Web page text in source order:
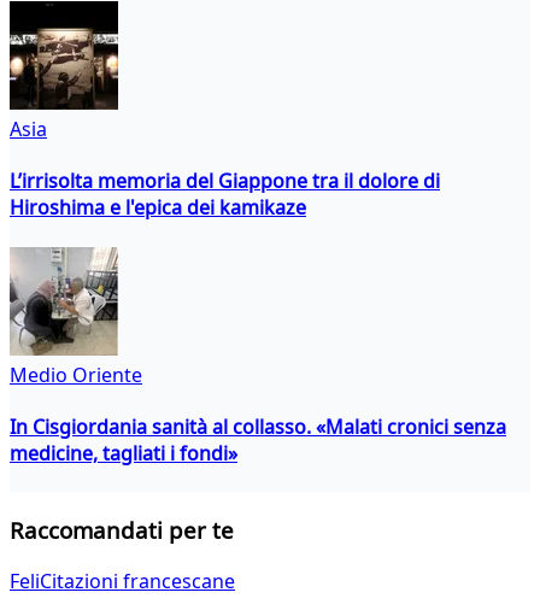
Asia
L’irrisolta memoria del Giappone tra il dolore di
Hiroshima e l'epica dei kamikaze
Medio Oriente
In Cisgiordania sanità al collasso. «Malati cronici senza
medicine, tagliati i fondi»
Raccomandati per te
FeliCitazioni francescane